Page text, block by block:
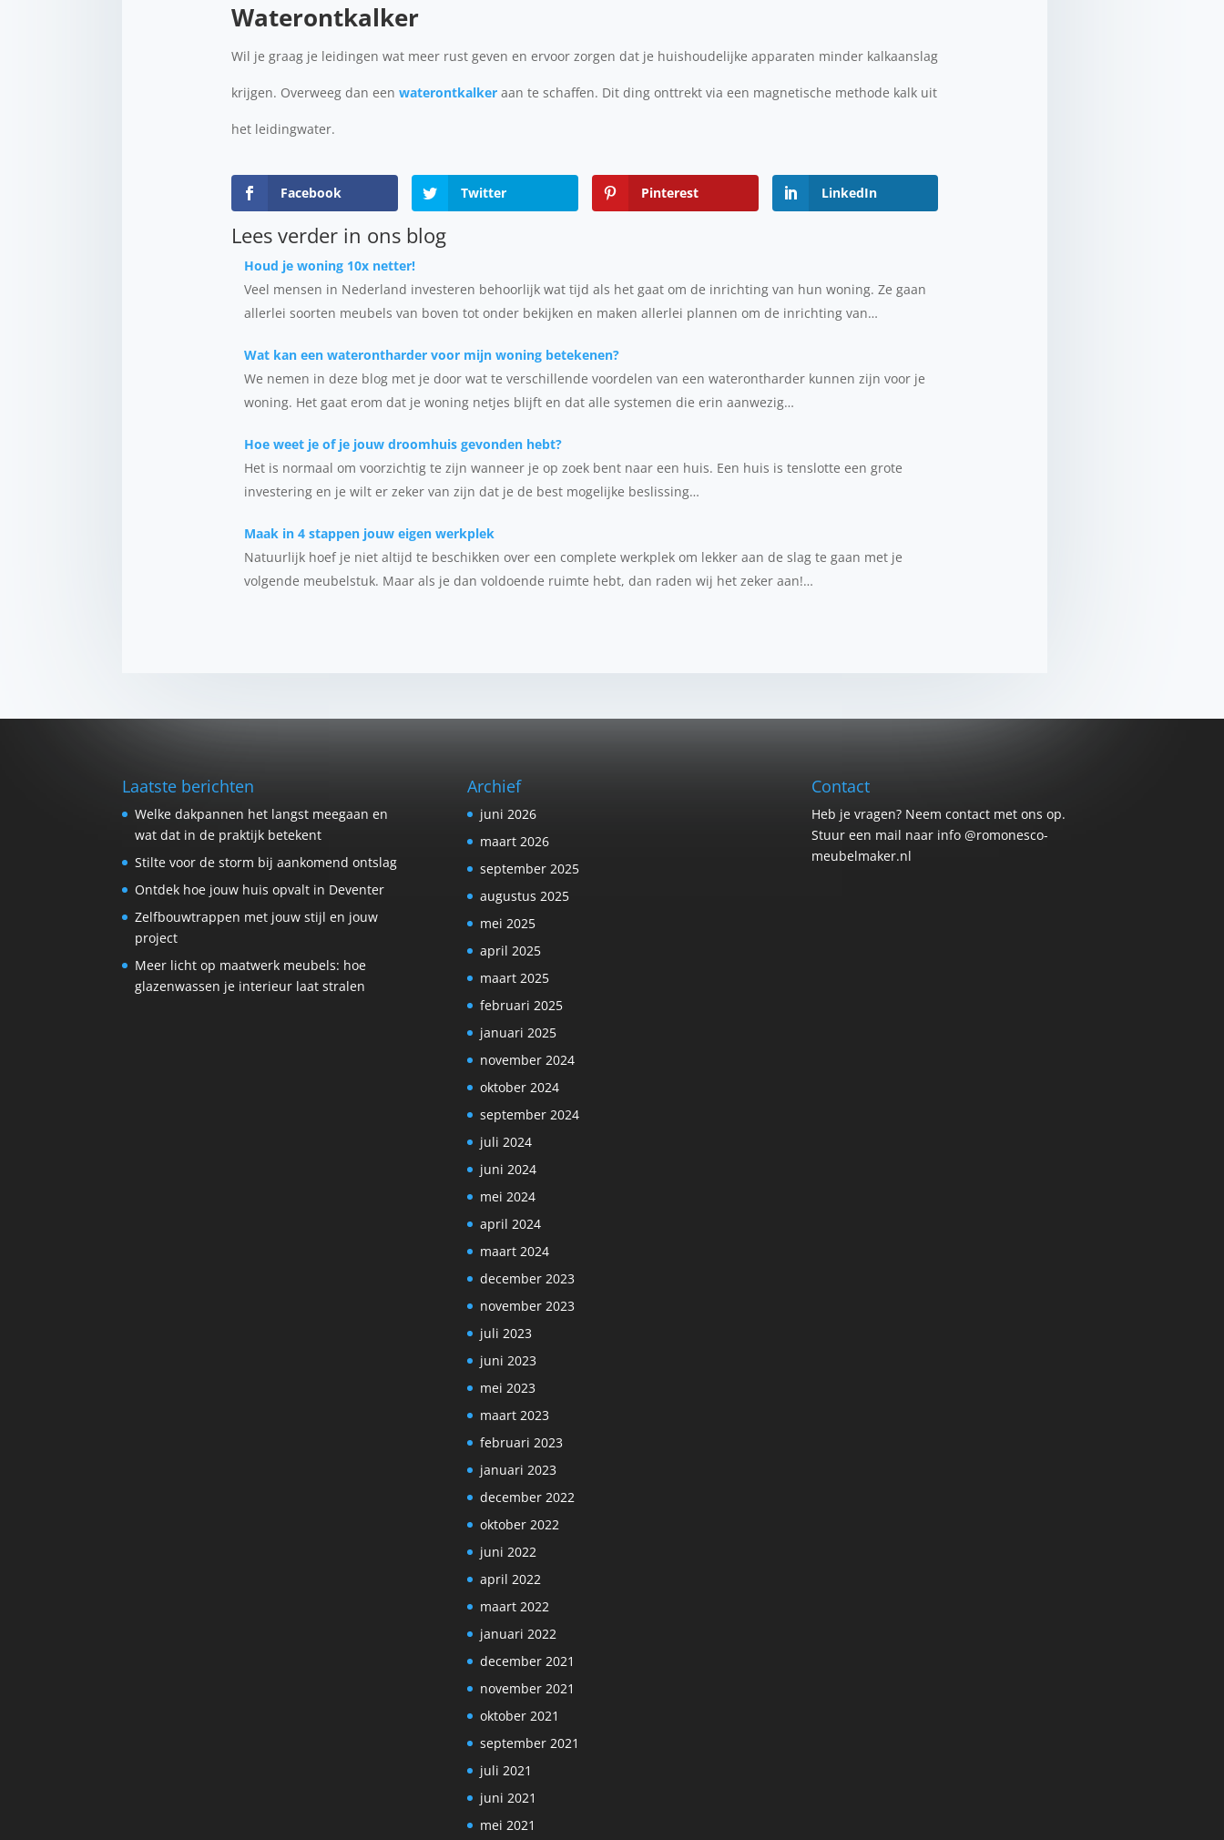
Waterontkalker
Wil je graag je leidingen wat meer rust geven en ervoor zorgen dat je huishoudelijke apparaten minder kalkaanslag
krijgen. Overweeg dan eenwaterontkalker aan te schaffen. Dit ding onttrekt via een magnetische methode kalk uit
het leidingwater.
Facebook Twitter Pinterest LinkedIn
Lees verder in ons blog
Houd je woning 10x netter!
Veel mensen in Nederland investeren behoorlijk wat tijd als het gaat om de inrichting van hun woning. Ze gaan
allerlei soorten meubels van boven tot onder bekijken en maken allerlei plannen om de inrichting van…
Wat kan een waterontharder voor mijn woning betekenen?
We nemen in deze blog met je door wat te verschillende voordelen van een waterontharder kunnen zijn voor je
woning. Het gaat erom dat je woning netjes blijft en dat alle systemen die erin aanwezig…
Hoe weet je of je jouw droomhuis gevonden hebt?
Het is normaal om voorzichtig te zijn wanneer je op zoek bent naar een huis. Een huis is tenslotte een grote
investering en je wilt er zeker van zijn dat je de best mogelijke beslissing…
Maak in 4 stappen jouw eigen werkplek
Natuurlijk hoef je niet altijd te beschikken over een complete werkplek om lekker aan de slag te gaan met je
volgende meubelstuk. Maar als je dan voldoende ruimte hebt, dan raden wij het zeker aan!…
Laatste berichten
Welke dakpannen het langst meegaan en
wat dat in de praktijk betekent
Stilte voor de storm bij aankomend ontslag
Ontdek hoe jouw huis opvalt in Deventer
Zelfbouwtrappen met jouw stijl en jouw
project
Meer licht op maatwerk meubels: hoe
glazenwassen je interieur laat stralen
Archief
juni 2026
maart 2026
september 2025
augustus 2025
mei 2025
april 2025
maart 2025
februari 2025
januari 2025
november 2024
oktober 2024
september 2024
juli 2024
juni 2024
mei 2024
april 2024
maart 2024
december 2023
november 2023
juli 2023
juni 2023
mei 2023
maart 2023
februari 2023
januari 2023
december 2022
oktober 2022
juni 2022
april 2022
maart 2022
januari 2022
december 2021
november 2021
oktober 2021
september 2021
juli 2021
juni 2021
mei 2021
Contact
Heb je vragen? Neem contact met ons op.
Stuur een mail naar info @romonesco-
meubelmaker.nl